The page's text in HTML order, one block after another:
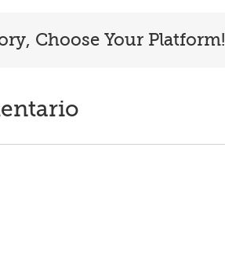
Choose Your Platform!